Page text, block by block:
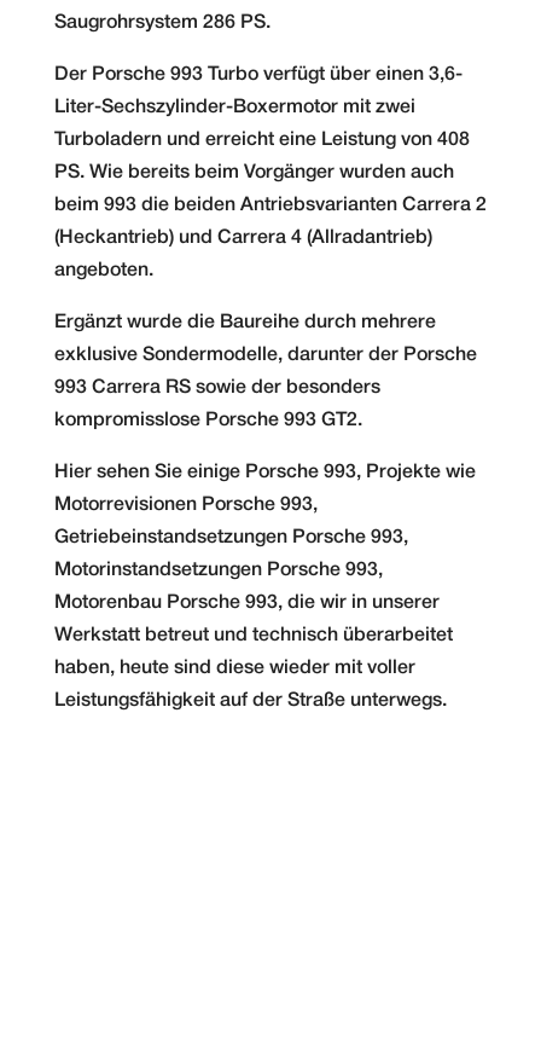
Saugrohrsystem 286 PS.
Der Porsche 993 Turbo verfügt über einen 3,6-
Liter-Sechszylinder-Boxermotor mit zwei
Turboladern und erreicht eine Leistung von 408
PS. Wie bereits beim Vorgänger wurden auch
beim 993 die beiden Antriebsvarianten Carrera 2
(Heckantrieb) und Carrera 4 (Allradantrieb)
angeboten.
Ergänzt wurde die Baureihe durch mehrere
exklusive Sondermodelle, darunter der Porsche
993 Carrera RS sowie der besonders
kompromisslose Porsche 993 GT2.
Hier sehen Sie einige Porsche 993, Projekte wie
Motorrevisionen Porsche 993,
Getriebeinstandsetzungen Porsche 993,
Motorinstandsetzungen Porsche 993,
Motorenbau Porsche 993, die wir in unserer
Werkstatt betreut und technisch überarbeitet
haben, heute sind diese wieder mit voller
Leistungsfähigkeit auf der Straße unterwegs.